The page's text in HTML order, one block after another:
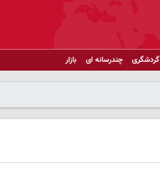
گردشگری چندرسانه ای بازار